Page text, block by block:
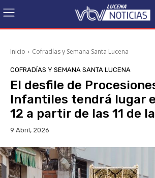
Inicio Cofradías y Semana Santa Lucena
COFRADÍAS Y SEMANA SANTA LUCENA
El desfile de
Infantiles tendrá lugar
12 a partir de las 11 de
9 Abril, 2026